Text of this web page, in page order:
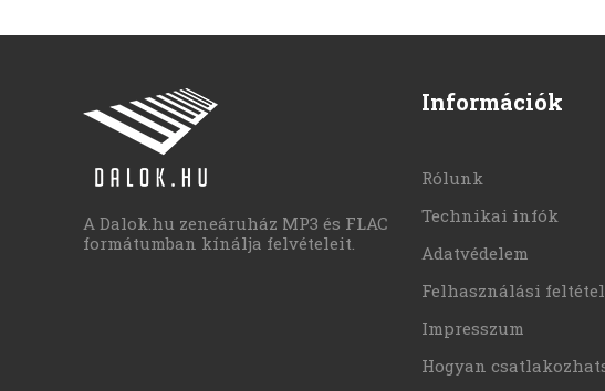
A Dalok.hu zeneáruház MP3 és FLAC
formátumban kínálja felvételeit.
Információk
Rólunk
Technikai infók
Adatvédelem
Felhasználási
Impresszum
Hogyan